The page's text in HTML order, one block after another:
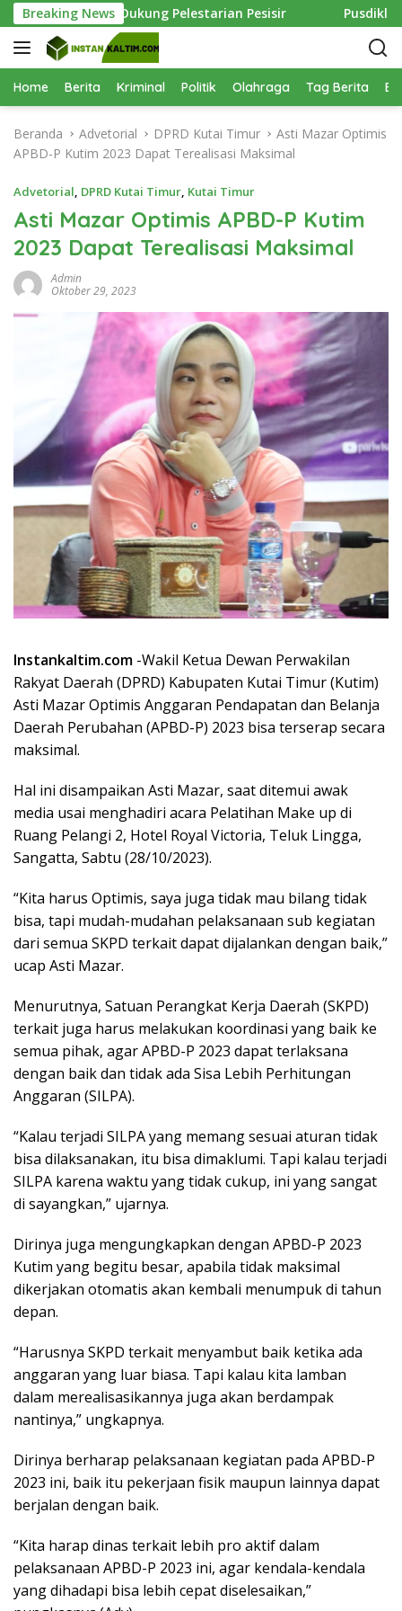
a
g
u
Breaking News
KPC Dukung Pelestarian Pesisir Pusdiklat
Home Berita Kriminal Politik Olahraga Tag Berita
Beranda Advetorial DPRD Kutai Timur
Asti Mazar Optimis
APBD-P Kutim 2023 Dapat Terealisasi Maksimal
Advetorial, DPRD Kutai Timur, Kutai Timur
Asti Mazar Optimis APBD-P Kutim
2023 Dapat Terealisasi Maksimal
Admin
Oktober 29, 2023
Instankaltim.com -Wakil Ketua Dewan Perwakilan
Rakyat Daerah (DPRD) Kabupaten Kutai Timur (Kutim)
Asti Mazar Optimis Anggaran Pendapatan dan Belanja
Daerah Perubahan (APBD-P) 2023 bisa terserap secara
maksimal.
Hal ini disampaikan Asti Mazar, saat ditemui awak
media usai menghadiri acara Pelatihan Make up di
Ruang Pelangi 2, Hotel Royal Victoria, Teluk Lingga,
Sangatta, Sabtu (28/10/2023).
“Kita harus Optimis, saya juga tidak mau bilang tidak
bisa, tapi mudah-mudahan pelaksanaan sub kegiatan
dari semua SKPD terkait dapat dijalankan dengan baik,”
ucap Asti Mazar.
Menurutnya, Satuan Perangkat Kerja Daerah (SKPD)
terkait juga harus melakukan koordinasi yang baik ke
semua pihak, agar APBD-P 2023 dapat terlaksana
dengan baik dan tidak ada Sisa Lebih Perhitungan
Anggaran (SILPA).
“Kalau terjadi SILPA yang memang sesuai aturan tidak
bisa dilaksanakan, itu bisa dimaklumi. Tapi kalau terjadi
SILPA karena waktu yang tidak cukup, ini yang sangat
di sayangkan,” ujarnya.
Dirinya juga mengungkapkan dengan APBD-P 2023
Kutim yang begitu besar, apabila tidak maksimal
dikerjakan otomatis akan kembali menumpuk di tahun
depan.
“Harusnya SKPD terkait menyambut baik ketika ada
anggaran yang luar biasa. Tapi kalau kita lamban
dalam merealisasikannya juga akan berdampak
nantinya,” ungkapnya.
Dirinya berharap pelaksanaan kegiatan pada APBD-P
2023 ini, baik itu pekerjaan fisik maupun lainnya dapat
berjalan dengan baik.
“Kita harap dinas terkait lebih pro aktif dalam
pelaksanaan APBD-P 2023 ini, agar kendala-kendala
yang dihadapi bisa lebih cepat diselesaikan,”